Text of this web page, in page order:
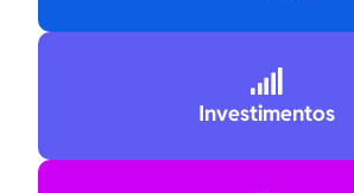

Investimentos